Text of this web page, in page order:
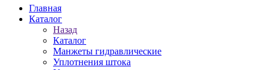
Главная
Каталог
Назад
Каталог
Манжеты гидравлические
Уплотнения штока